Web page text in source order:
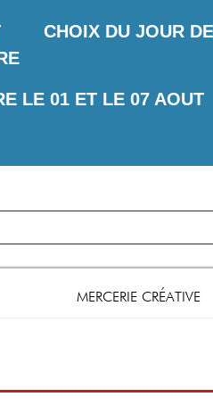
CHOIX DU JOUR DE
LE 01 ET LE 07 AOUT
MERCERIE CRÉATIVE